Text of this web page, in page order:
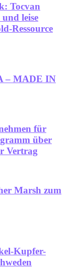
Tocvan
leise
Ressource
– MADE IN
für
über
Vertrag
Marsh zum
Kupfer-